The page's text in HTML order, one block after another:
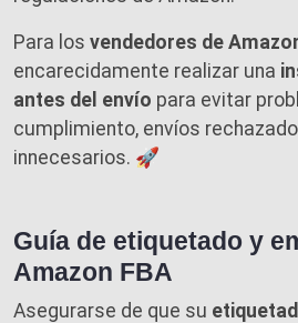
Para los vendedores de
encarecidamente realizar una
antes del envío para evitar
cumplimiento, envíos
innecesarios. 🚀
Guía de etiquetado y
Amazon FBA
Asegurarse de que su